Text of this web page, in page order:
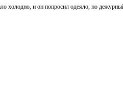
холодно, и он попросил одеяло, но